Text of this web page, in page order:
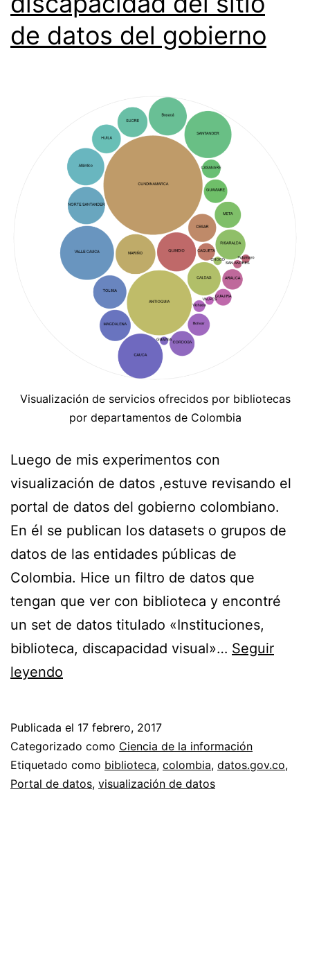
de datos del gobierno
Visualización de servicios ofrecidos por bibliotecas
por departamentos de Colombia
Luego de mis experimentos con
visualización de datos ,estuve revisando el
portal de datos del gobierno colombiano.
En él se publican los datasets o grupos de
datos de las entidades públicas de
Colombia. Hice un filtro de datos que
tengan que ver con biblioteca y encontré
un set de datos titulado «Instituciones,
biblioteca, discapacidad visual»… Seguir
leyendo
bibliotecas
y
discapacidad
Publicada el 17 febrero, 2017
Categorizado como Ciencia de la información
Etiquetado como biblioteca, colombia, datos.gov.co,
Portal de datos, visualización de datos